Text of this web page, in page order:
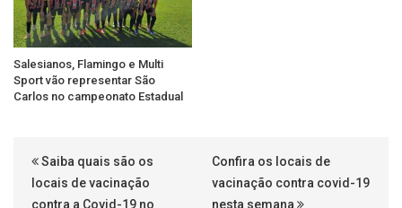
Salesianos, Flamingo e Multi
Sport vão representar São
Carlos no campeonato Estadual
Saiba quais são os
locais de vacinação
contra a Covid-19 no
Confira os locais de
vacinação contra covid-19
nesta semana